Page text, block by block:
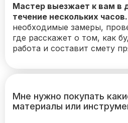
Мастер выезжает к вам в
течение нескольких часов.
необходимые замеры,
где расскажет о том, как
работа и составит смету
Мне нужно покупать
материалы или